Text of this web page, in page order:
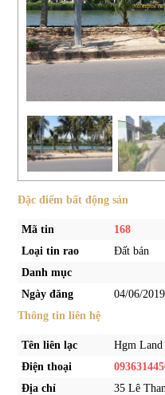
Đặc điểm bất động sản
Mã tin
168
Loại tin rao
Đất bán
Danh mục
Ngày đăng
04/06/2019
Thông tin liên hệ
Tên liên lạc
Hgm Land
Điện thoại
Địa chỉ
35 Lê